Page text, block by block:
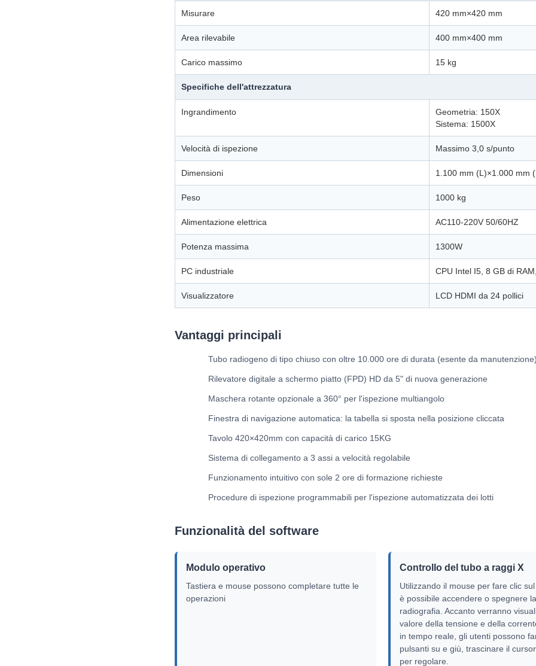
Misurare 420 mm×420 mm
Area rilevabile 400 mm×400 mm
Carico massimo 15 kg
Specifiche dell'attrezzatura
Ingrandimento
Geometria: 150X
Sistema: 1500X
Velocità di ispezione Massimo 3,0 s/punto
Dimensioni 1.100 mm (L)×1.000 mm
Peso 1000 kg
Alimentazione elettrica AC110-220V 50/60HZ
Potenza massima 1300W
PC industriale CPU Intel I5, 8 GB di
Visualizzatore LCD HDMI da 24 pollici
Vantaggi principali
Tubo radiogeno di tipo chiuso con oltre 10.000 ore di durata (esente da
Rilevatore digitale a schermo piatto (FPD) HD da 5" di nuova generazione
Maschera rotante opzionale a 360° per l'ispezione multiangolo
Finestra di navigazione automatica: la tabella si sposta nella posizione cliccata
Tavolo 420×420mm con capacità di carico 15KG
Sistema di collegamento a 3 assi a velocità regolabile
Funzionamento intuitivo con sole 2 ore di formazione richieste
Procedure di ispezione programmabili per l'ispezione automatizzata dei lotti
Funzionalità del software
Modulo operativo
Tastiera e mouse possono completare tutte le
operazioni
Controllo del tubo a raggi X
Utilizzando il mouse per fare clic
è possibile accendere o spegnere
radiografia. Accanto verranno
valore della tensione e della
in tempo reale, gli utenti possono
pulsanti su e giù, trascinare il
per regolare.